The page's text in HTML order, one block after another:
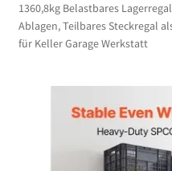
Mein Account
1360,8kg Belastbares
Ablagen, Teilbares Steckregal
für Keller Garage Werkstatt